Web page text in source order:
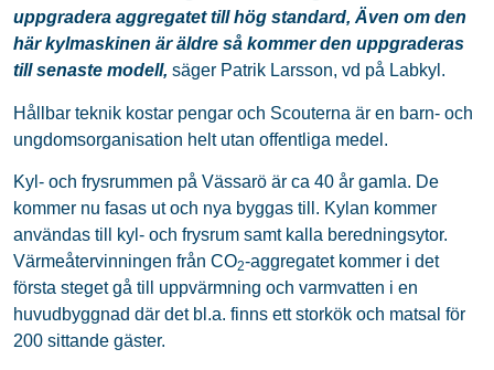
uppgradera aggregatet till hög standard, Även om den
här kylmaskinen är äldre så kommer den uppgraderas
till senaste modell, säger Patrik Larsson, vd på Labkyl.
Hållbar teknik kostar pengar och Scouterna är en barn- och
ungdomsorganisation helt utan offentliga medel.
Kyl- och frysrummen på Vässarö är ca 40 år gamla. De
kommer nu fasas ut och nya byggas till. Kylan kommer
användas till kyl- och frysrum samt kalla beredningsytor.
Värmeåtervinningen från CO2-aggregatet kommer i det
första steget gå till uppvärmning och varmvatten i en
huvudbyggnad där det bl.a. finns ett storkök och matsal för
200 sittande gäster.